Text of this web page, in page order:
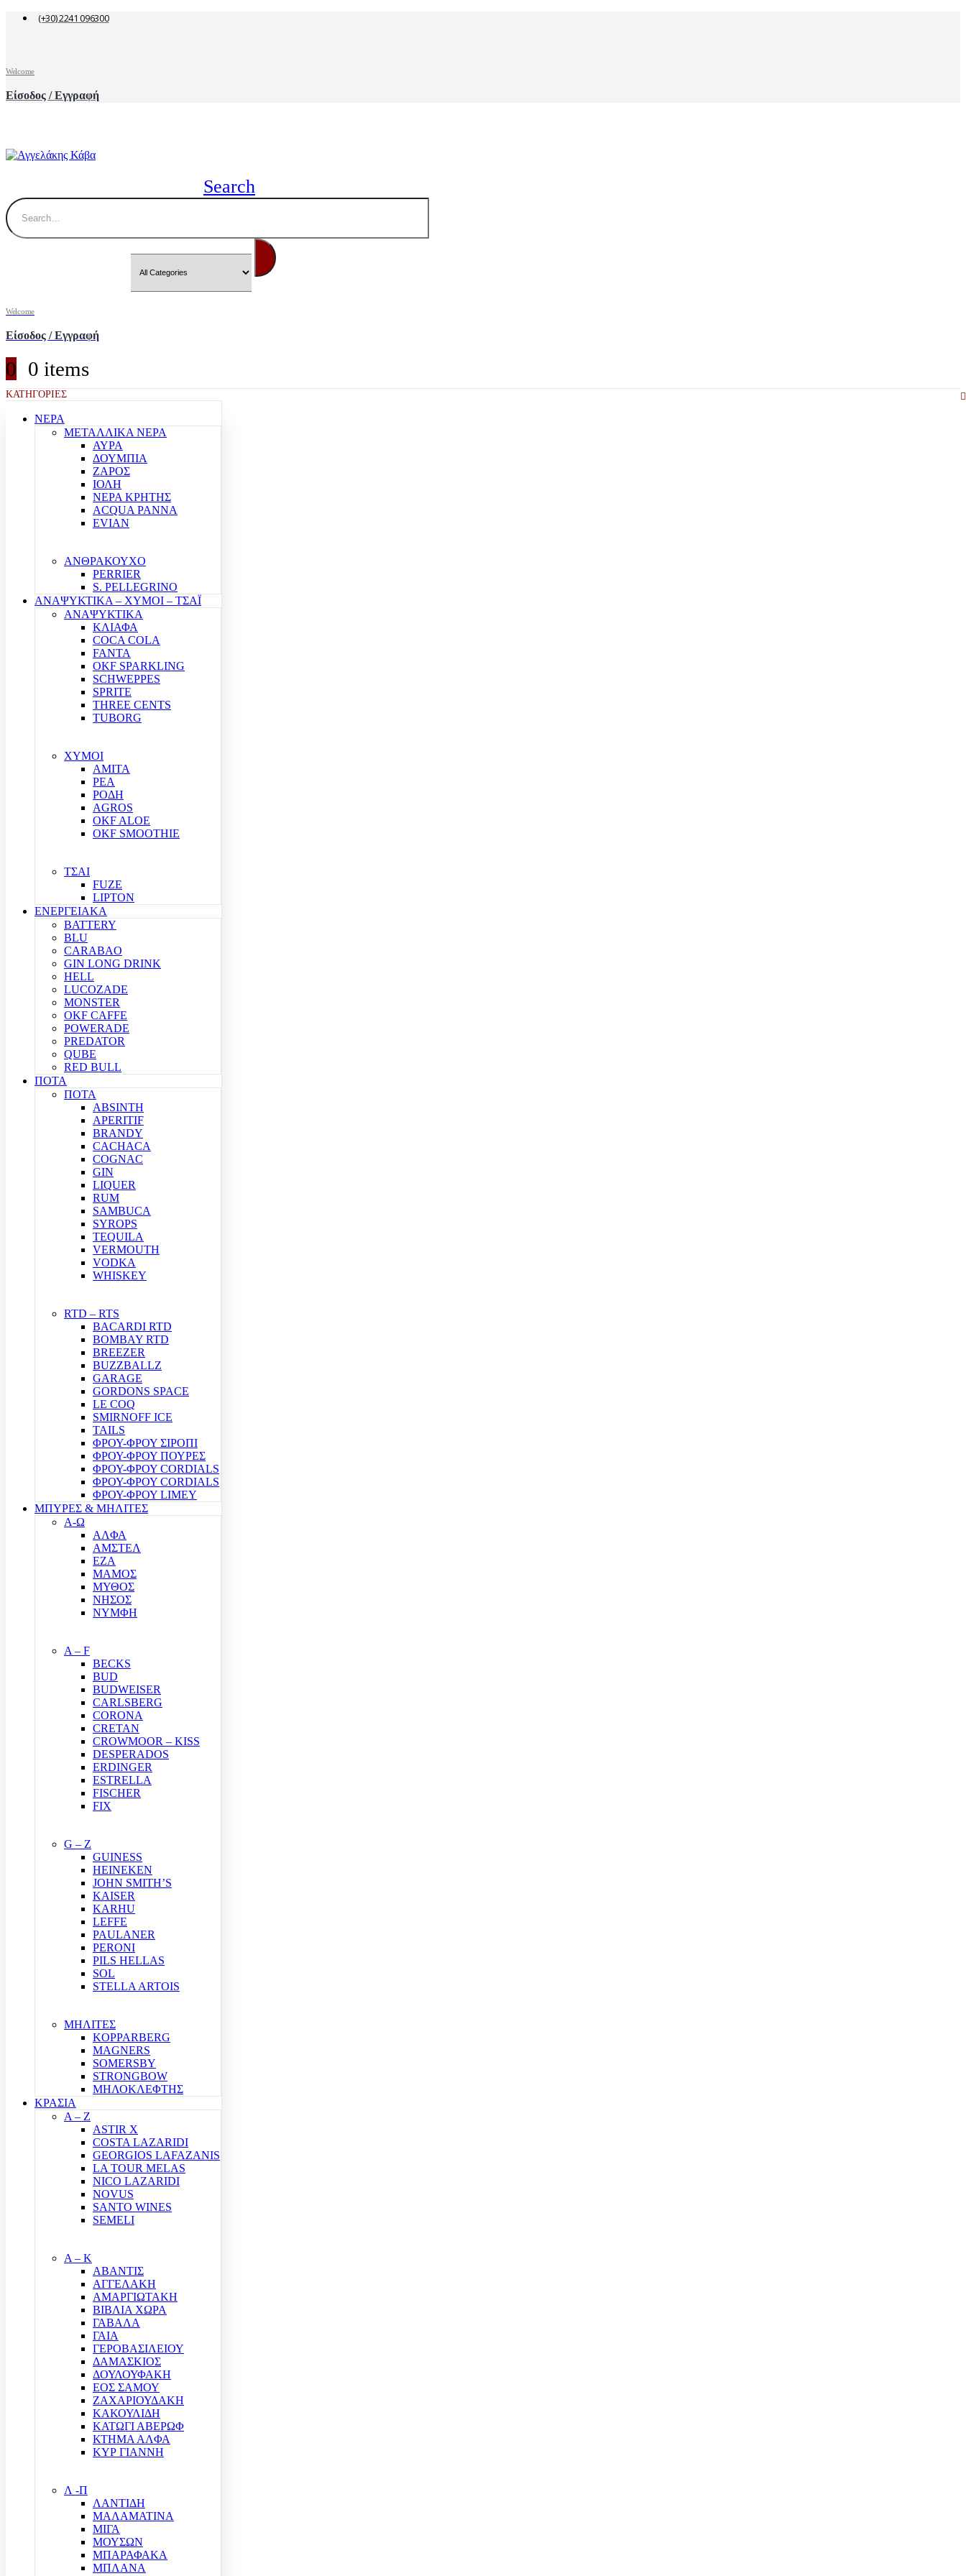
(+30) 2241 096300
Welcome
Είσοδος / Εγγραφή
Search
Welcome
Είσοδος / Εγγραφή
0 0 items
ΚΑΤΗΓΟΡΙΕΣ
ΝΕΡΑ
ΜΕΤΑΛΛΙΚΑ ΝΕΡΑ
ΑΥΡΑ
ΔΟΥΜΠΙΑ
ΖΑΡΟΣ
ΙΟΛΗ
ΝΕΡΑ ΚΡΗΤΗΣ
ACQUA PANNA
EVIAN
ΑΝΘΡΑΚΟΥΧΟ
PERRIER
S. PELLEGRINO
ΑΝΑΨΥΚΤΙΚΑ – ΧΥΜΟΙ – ΤΣΑΪ
ΑΝΑΨΥΚΤΙΚΑ
ΚΛΙΑΦΑ
COCA COLA
FANTA
OKF SPARKLING
SCHWEPPES
SPRITE
THREE CENTS
TUBORG
ΧΥΜΟΙ
ΑΜΙΤΑ
ΡΕΑ
ΡΟΔΗ
AGROS
OKF ALOE
OKF SMOOTHIE
ΤΣΑΙ
FUZE
LIPTON
ΕΝΕΡΓΕΙΑΚΑ
BATTERY
BLU
CARABAO
GIN LONG DRINK
HELL
LUCOZADE
MONSTER
OKF CAFFE
POWERADE
PREDATOR
QUBE
RED BULL
ΠΟΤΑ
ΠΟΤΑ
ABSINTH
APERITIF
BRANDY
CACHACA
COGNAC
GIN
LIQUER
RUM
SAMBUCA
SYROPS
TEQUILA
VERMOUTH
VODKA
WHISKEY
RTD – RTS
BACARDI RTD
BOMBAY RTD
BREEZER
BUZZBALLZ
GARAGE
GORDONS SPACE
LE COQ
SMIRNOFF ICE
TAILS
ΦΡΟΥ-ΦΡΟΥ ΣΙΡΟΠΙ
ΦΡΟΥ-ΦΡΟΥ ΠΟΥΡΕΣ
ΦΡΟΥ-ΦΡΟΥ CORDIALS
ΦΡΟΥ-ΦΡΟΥ CORDIALS
ΦΡΟΥ-ΦΡΟΥ LIMEY
ΜΠΥΡΕΣ & ΜΗΛΙΤΕΣ
Α-Ω
ΑΛΦΑ
ΑΜΣΤΕΛ
ΕΖΑ
ΜΑΜΟΣ
ΜΥΘΟΣ
ΝΗΣΟΣ
ΝΥΜΦΗ
A – F
BECKS
BUD
BUDWEISER
CARLSBERG
CORONA
CRETAN
CROWMOOR – KISS
DESPERADOS
ERDINGER
ESTRELLA
FISCHER
FIX
G – Z
GUINESS
HEINEKEN
JOHN SMITH’S
KAISER
KARHU
LEFFE
PAULANER
PERONI
PILS HELLAS
SOL
STELLA ARTOIS
ΜΗΛΙΤΕΣ
KOPPARBERG
MAGNERS
SOMERSBY
STRONGBOW
ΜΗΛΟΚΛΕΦΤΗΣ
ΚΡΑΣΙΑ
A – Z
ASTIR X
COSTA LAZARIDI
GEORGIOS LAFAZANIS
LA TOUR MELAS
NICO LAZARIDI
NOVUS
SANTO WINES
SEMELI
Α – Κ
ΑΒΑΝΤΙΣ
ΑΓΓΕΛΑΚΗ
ΑΜΑΡΓΙΩΤΑΚΗ
ΒΙΒΛΙΑ ΧΩΡΑ
ΓΑΒΑΛΑ
ΓΑΙΑ
ΓΕΡΟΒΑΣΙΛΕΙΟΥ
ΔΑΜΑΣΚΙΟΣ
ΔΟΥΛΟΥΦΑΚΗ
ΕΟΣ ΣΑΜΟΥ
ΖΑΧΑΡΙΟΥΔΑΚΗ
ΚΑΚΟΥΛΙΔΗ
ΚΑΤΩΓΙ ΑΒΕΡΩΦ
ΚΤΗΜΑ ΑΛΦΑ
ΚΥΡ ΓΙΑΝΝΗ
Λ -Π
ΛΑΝΤΙΔΗ
ΜΑΛΑΜΑΤΙΝΑ
ΜΙΓΑ
ΜΟΥΣΩΝ
ΜΠΑΡΑΦΑΚΑ
ΜΠΛΑΝΑ